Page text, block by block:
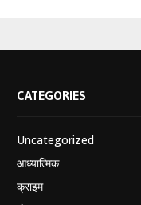
CATEGORIES
Uncategorized
आध्यात्मिक
क्राइम